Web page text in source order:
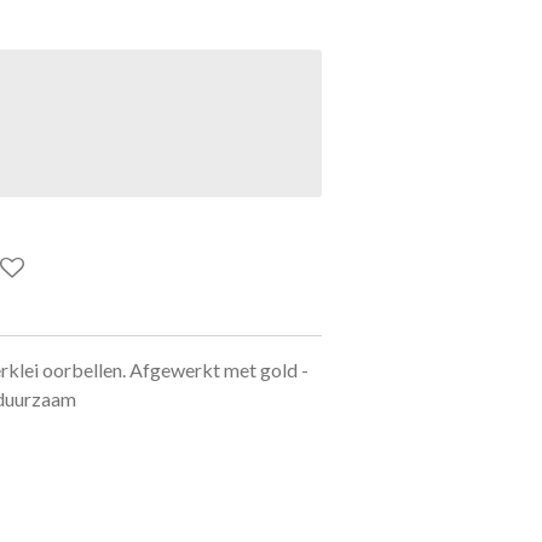
oorbellen. Afgewerkt met gold -